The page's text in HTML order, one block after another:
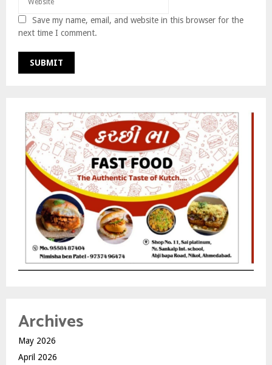
Save my name, email, and website in this browser for the
next time I comment.
Archives
May 2026
April 2026